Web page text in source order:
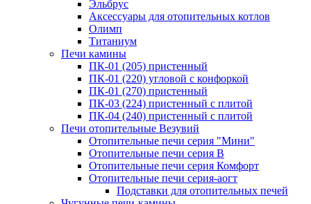
Эльбрус
Аксессуары для отопительных котлов
Олимп
Титаниум
Печи камины
ПК-01 (205) пристенный
ПК-01 (220) угловой с конфоркой
ПК-01 (270) пристенный
ПК-03 (224) пристенный с плитой
ПК-04 (240) пристенный с плитой
Печи отопительные Везувий
Отопительные печи серия "Мини"
Отопительные печи серия В
Отопительные печи серия Комфорт
Отопительные печи серия-аогт
Подставки для отопительных печей